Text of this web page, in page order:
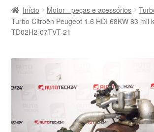
Carrinho
Envio para todo o planeta
Minha conta
Início Motor - peças e acessórios
Turbo Citroën Peugeot 1.6 HDI 68KW 83 mil
TD02H2-07TVT-21